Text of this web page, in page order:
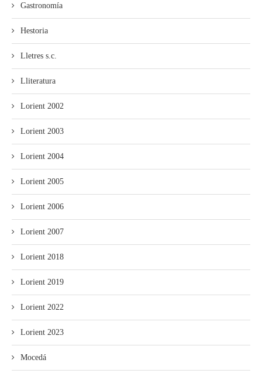
Gastronomía
Hestoria
Lletres s.c.
Lliteratura
Lorient 2002
Lorient 2003
Lorient 2004
Lorient 2005
Lorient 2006
Lorient 2007
Lorient 2018
Lorient 2019
Lorient 2022
Lorient 2023
Mocedá